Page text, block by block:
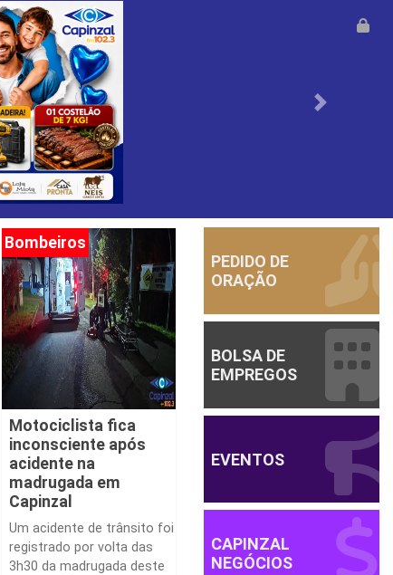
Anterior
Bombeiros
Motociclista fica
inconsciente após
acidente na
madrugada em
Capinzal
Um acidente de trânsito foi
registrado por volta das
3h30 da madrugada deste
PEDIDO DE
ORAÇÃO
BOLSA DE
EMPREGOS
EVENTOS
CAPINZAL
NEGÓCIOS